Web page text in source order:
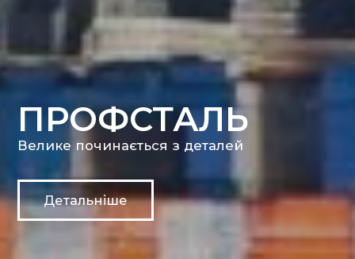
ПРОФСТАЛЬ
Велике починається з деталей
Детальніше